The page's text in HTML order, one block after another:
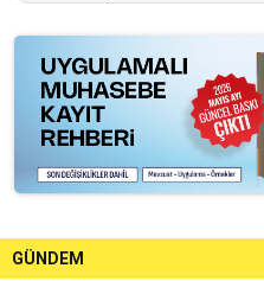
GÜNDEM